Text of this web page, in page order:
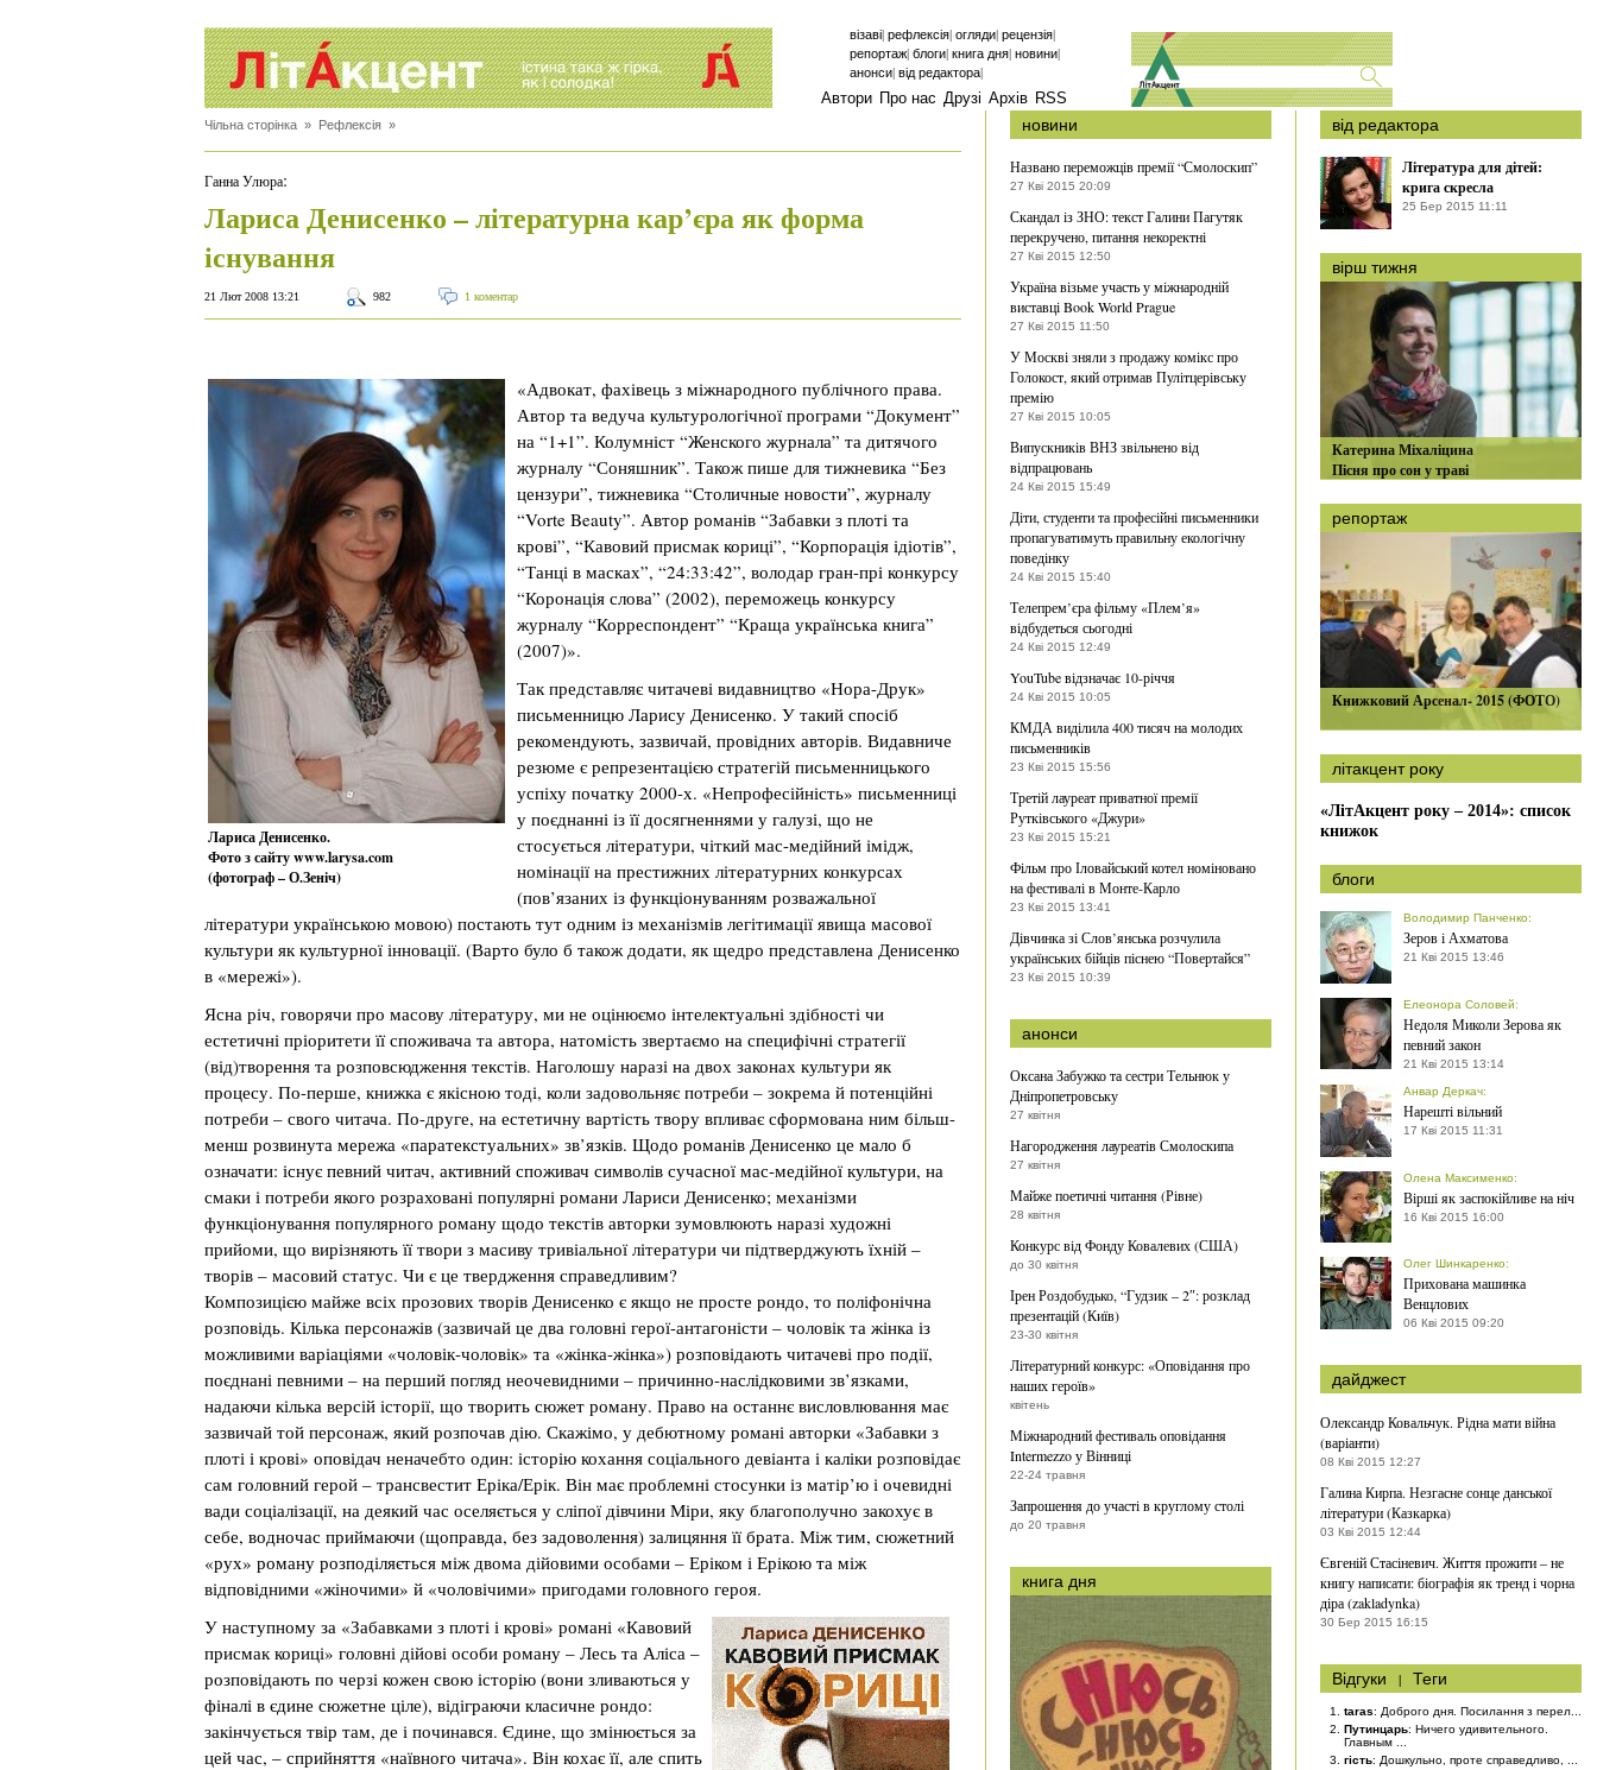
візаві| рефлексія| огляди| рецензія|
репортаж| блоги| книга дня| новини|
анонси| від редактора|
Автори Про нас Друзі Архів RSS
Чільна сторінка » Рефлексія »
Ганна Улюра:
Лариса Денисенко – літературна кар’єра як форма
існування
21 Лют 2008 13:21 982 1 коментар
Лариса Денисенко.
Фото з сайту www.larysa.com
(фотограф – О.Зеніч)
«Адвокат, фахівець з міжнародного публічного права.
Автор та ведуча культурологічної програми “Документ”
на “1+1”. Колумніст “Женского журнала” та дитячого
журналу “Соняшник”. Також пише для тижневика “Без
цензури”, тижневика “Столичные новости”, журналу
“Vorte Beauty”. Автор романів “Забавки з плоті та
крові”, “Кавовий присмак кориці”, “Корпорація ідіотів”,
“Танці в масках”, “24:33:42”, володар гран-прі конкурсу
“Коронація слова” (2002), переможець конкурсу
журналу “Корреспондент” “Краща українська книга”
(2007)».
Так представляє читачеві видавництво «Нора-Друк»
письменницю Ларису Денисенко. У такий спосіб
рекомендують, зазвичай, провідних авторів. Видавниче
резюме є репрезентацією стратегій письменницького
успіху початку 2000-х. «Непрофесійність» письменниці
у поєднанні із її досягненнями у галузі, що не
стосується літератури, чіткий мас-медійний імідж,
номінації на престижних літературних конкурсах
(пов’язаних із функціонуванням розважальної
літератури українською мовою) постають тут одним із механізмів легітимації явища масової
культури як культурної інновації. (Варто було б також додати, як щедро представлена Денисенко
в «мережі»).
Ясна річ, говорячи про масову літературу, ми не оцінюємо інтелектуальні здібності чи
естетичні пріоритети її споживача та автора, натомість звертаємо на специфічні стратегії
(від)творення та розповсюдження текстів. Наголошу наразі на двох законах культури як
процесу. По-перше, книжка є якісною тоді, коли задовольняє потреби – зокрема й потенційні
потреби – свого читача. По-друге, на естетичну вартість твору впливає сформована ним більш-
менш розвинута мережа «паратекстуальних» зв’язків. Щодо романів Денисенко це мало б
означати: існує певний читач, активний споживач символів сучасної мас-медійної культури, на
смаки і потреби якого розраховані популярні романи Лариси Денисенко; механізми
функціонування популярного роману щодо текстів авторки зумовлюють наразі художні
прийоми, що вирізняють її твори з масиву тривіальної літератури чи підтверджують їхній –
творів – масовий статус. Чи є це твердження справедливим?
Композицією майже всіх прозових творів Денисенко є якщо не просте рондо, то поліфонічна
розповідь. Кілька персонажів (зазвичай це два головні герої-антагоністи – чоловік та жінка із
можливими варіаціями «чоловік-чоловік» та «жінка-жінка») розповідають читачеві про події,
поєднані певними – на перший погляд неочевидними – причинно-наслідковими зв’язками,
надаючи кілька версій історії, що творить сюжет роману. Право на останнє висловлювання має
зазвичай той персонаж, який розпочав дію. Скажімо, у дебютному романі авторки «Забавки з
плоті і крові» оповідач неначебто один: історію кохання соціального девіанта і каліки розповідає
сам головний герой – трансвестит Еріка/Ерік. Він має проблемні стосунки із матір’ю і очевидні
вади соціалізації, на деякий час оселяється у сліпої дівчини Міри, яку благополучно закохує в
себе, водночас приймаючи (щоправда, без задоволення) залицяння її брата. Між тим, сюжетний
«рух» роману розподіляється між двома дійовими особами – Еріком і Ерікою та між
відповідними «жіночими» й «чоловічими» пригодами головного героя.
У наступному за «Забавками з плоті і крові» романі «Кавовий
присмак кориці» головні дійові особи роману – Лесь та Аліса –
розповідають по черзі кожен свою історію (вони зливаються у
фіналі в єдине сюжетне ціле), відіграючи класичне рондо:
закінчується твір там, де і починався. Єдине, що змінюється за
цей час, – сприйняття «наївного читача». Він кохає її, але спить
новини
Названо переможців премії “Смолоскип”
27 Кві 2015 20:09
Скандал із ЗНО: текст Галини Пагутяк
перекручено, питання некоректні
27 Кві 2015 12:50
Україна візьме участь у міжнародній
виставці Book World Prague
27 Кві 2015 11:50
У Москві зняли з продажу комікс про
Голокост, який отримав Пулітцерівську
премію
27 Кві 2015 10:05
Випускників ВНЗ звільнено від
відпрацювань
24 Кві 2015 15:49
Діти, студенти та професійні письменники
пропагуватимуть правильну екологічну
поведінку
24 Кві 2015 15:40
Телепрем’єра фільму «Плем’я»
відбудеться сьогодні
24 Кві 2015 12:49
YouTube відзначає 10-річчя
24 Кві 2015 10:05
КМДА виділила 400 тисяч на молодих
письменників
23 Кві 2015 15:56
Третій лауреат приватної премії
Рутківського «Джури»
23 Кві 2015 15:21
Фільм про Іловайський котел номіновано
на фестивалі в Монте-Карло
23 Кві 2015 13:41
Дівчинка зі Слов’янська розчулила
українських бійців піснею “Повертайся”
23 Кві 2015 10:39
анонси
Оксана Забужко та сестри Тельнюк у
Дніпропетровську
27 квітня
Нагородження лауреатів Смолоскипа
27 квітня
Майже поетичні читання (Рівне)
28 квітня
Конкурс від Фонду Ковалевих (США)
до 30 квітня
Ірен Роздобудько, “Гудзик – 2″: розклад
презентацій (Київ)
23-30 квітня
Літературний конкурс: «Оповідання про
наших героїв»
квітень
Міжнародний фестиваль оповідання
Intermezzo у Вінниці
22-24 травня
Запрошення до участі в круглому столі
до 20 травня
книга дня
від редактора
Література для дітей:
крига скресла
25 Бер 2015 11:11
вірш тижня
Катерина Міхаліцина
Пісня про сон у траві
репортаж
Книжковий Арсенал- 2015 (ФОТО)
літакцент року
«ЛітАкцент року – 2014»: список
книжок
блоги
Володимир Панченко:
Зеров і Ахматова
21 Кві 2015 13:46
Елеонора Соловей:
Недоля Миколи Зерова як
певний закон
21 Кві 2015 13:14
Анвар Деркач:
Нарешті вільний
17 Кві 2015 11:31
Олена Максименко:
Вірші як заспокійливе на ніч
16 Кві 2015 16:00
Олег Шинкаренко:
Прихована машинка
Венцлових
06 Кві 2015 09:20
дайджест
Олександр Ковальчук. Рідна мати війна
(варіанти)
08 Кві 2015 12:27
Галина Кирпа. Незгасне сонце данської
літератури (Казкарка)
03 Кві 2015 12:44
Євгеній Стасіневич. Життя прожити – не
книгу написати: біографія як тренд і чорна
діра (zakladynka)
30 Бер 2015 16:15
Відгуки | Теги
taras: Доброго дня. Посилання з перел...
Путинцарь: Ничего удивительного.
Главным ...
гість: Дошкульно, проте справедливо, ...